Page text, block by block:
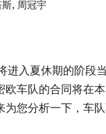
斯, 周冠宇
进入夏休期的阶段
车队的合同将在
您分析一下，车